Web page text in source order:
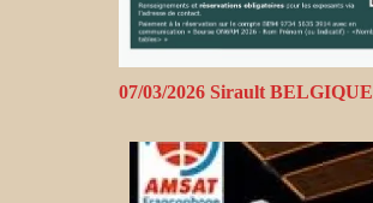
07/03/2026 Sirault BELGIQUE